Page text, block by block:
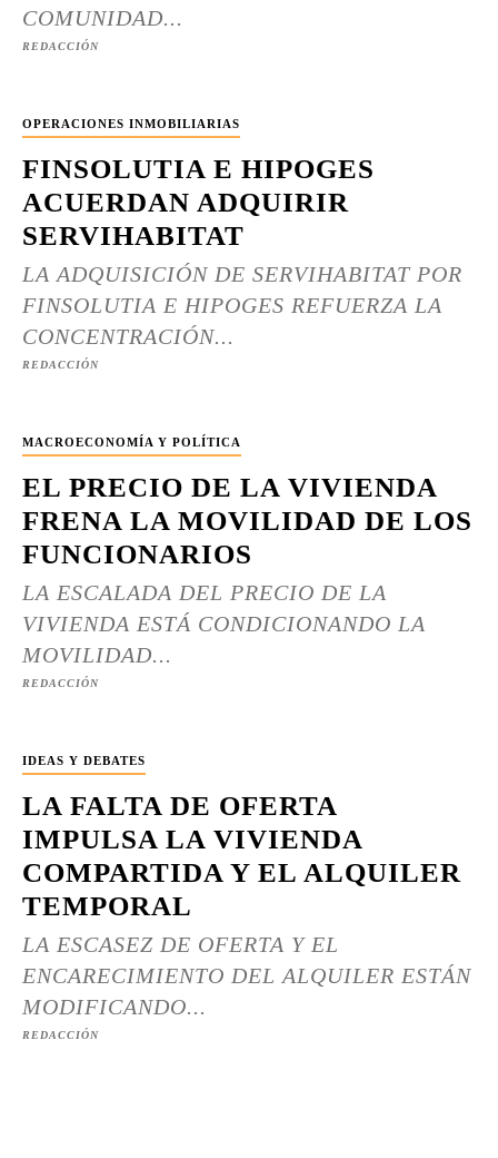
COMUNIDAD...
REDACCIÓN
OPERACIONES INMOBILIARIAS
FINSOLUTIA E HIPOGES
ACUERDAN ADQUIRIR
SERVIHABITAT
LA ADQUISICIÓN DE SERVIHABITAT POR
FINSOLUTIA E HIPOGES REFUERZA LA
CONCENTRACIÓN...
REDACCIÓN
MACROECONOMÍA Y POLÍTICA
EL PRECIO DE LA VIVIENDA
FRENA LA MOVILIDAD DE LOS
FUNCIONARIOS
LA ESCALADA DEL PRECIO DE LA
VIVIENDA ESTÁ CONDICIONANDO LA
MOVILIDAD...
REDACCIÓN
IDEAS Y DEBATES
LA FALTA DE OFERTA
IMPULSA LA VIVIENDA
COMPARTIDA Y EL ALQUILER
TEMPORAL
LA ESCASEZ DE OFERTA Y EL
ENCARECIMIENTO DEL ALQUILER ESTÁN
MODIFICANDO...
REDACCIÓN